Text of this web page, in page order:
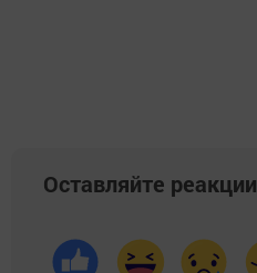
Оставляйте реакции